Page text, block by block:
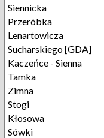
Siennicka
Przeróbka
Lenartowicza
Sucharskiego [GDA]
Kaczeńce - Sienna
Tamka
Zimna
Stogi
Kłosowa
Sówki